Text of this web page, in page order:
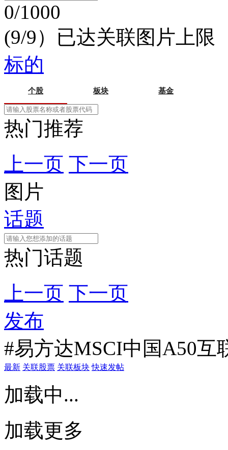
0/1000
(9/9）已达关联图片上限
标的
个股 板块 基金
热门推荐
上一页 下一页
图片
话题
热门话题
上一页 下一页
发布
#易方达MSCI中国A50互
最新 关联股票 关联板块 快速发帖
加载中...
加载更多